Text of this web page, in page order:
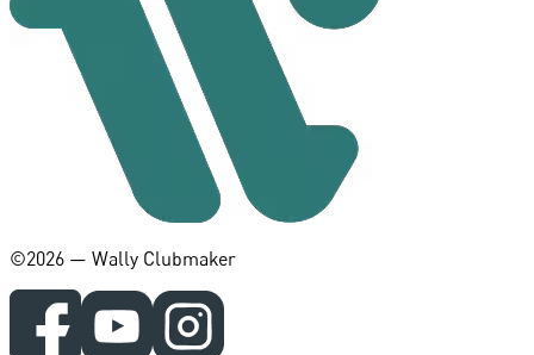
©️2026 — Wally Clubmaker